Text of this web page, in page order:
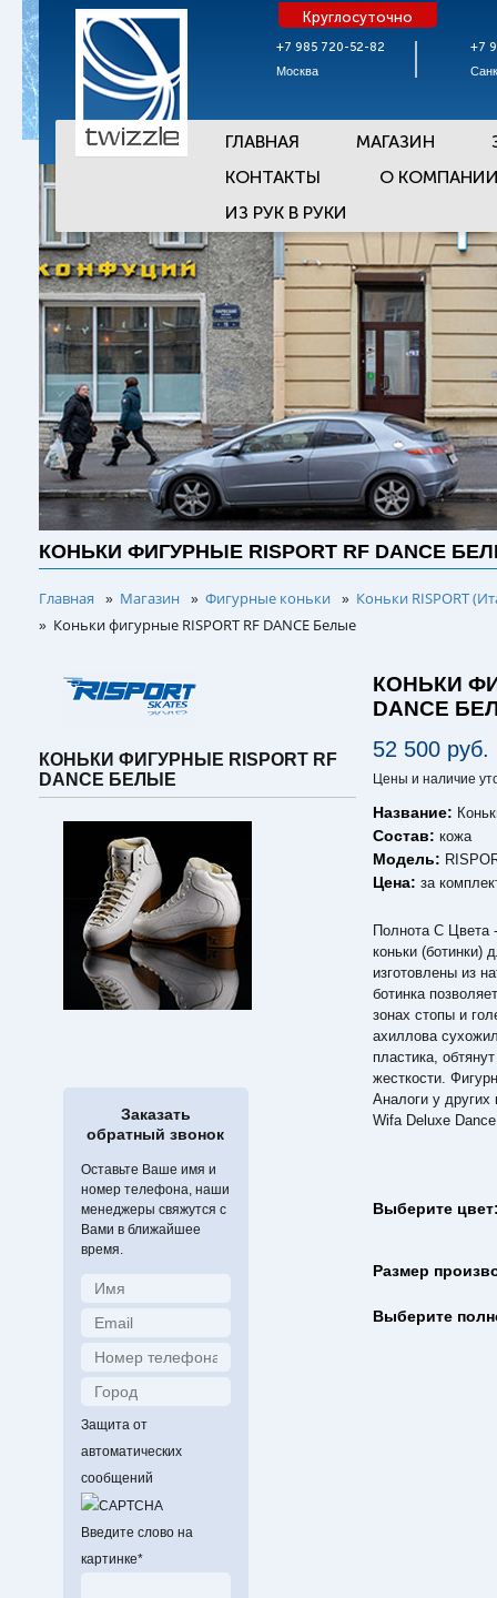
+7 985 720-52-82
Москва
Круглосуточно
+7
ГЛАВНАЯ МАГАЗИН
КОНТАКТЫ
О
ИЗ РУК В РУКИ
КОНЬКИ ФИГУРНЫЕ RISPORT RF DANCE
Главная » Магазин » Фигурные коньки » Коньки RISPORT
» Коньки фигурные RISPORT RF DANCE Белые
КОНЬКИ ФИГУРНЫЕ RISPORT RF
DANCE БЕЛЫЕ
Заказать
обратный звонок
Оставьте Ваше имя и
номер телефона, наши
менеджеры свяжутся с
Вами в ближайшее
время.
Защита от
автоматических
сообщений
Введите слово на
картинке*
КОНЬКИ
DANCE
52 500 руб.
Цены и наличие
Название:
Состав:кожа
Модель:
Цена:за
Полнота C
коньки (ботинки)
изготовлены из
ботинка
зонах стопы и
ахиллова
пластика,
жесткости.
Аналоги у
Wifa Deluxe
Выберите
Размер
Выберите